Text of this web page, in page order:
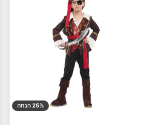
25% הנחה